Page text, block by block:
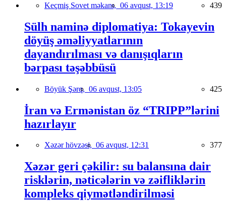
Keçmiş Sovet məkanı, 06 avqust, 13:19 439
Sülh naminə diplomatiya: Tokayevin
döyüş əməliyyatlarının
dayandırılması və danışıqların
bərpası təşəbbüsü
Böyük Şərq, 06 avqust, 13:05 425
İran və Ermənistan öz “TRIPP”lərini
hazırlayır
Xəzər hövzəsi, 06 avqust, 12:31 377
Xəzər geri çəkilir: su balansına dair
risklərin, nəticələrin və zəifliklərin
kompleks qiymətləndirilməsi